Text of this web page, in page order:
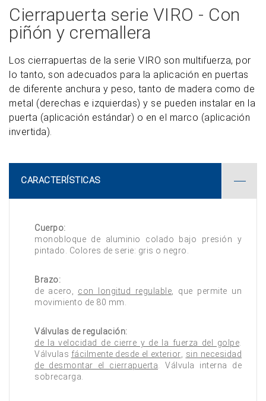
Cierrapuerta serie VIRO - Con
piñón y cremallera
Los cierrapuertas de la serie VIRO son multifuerza, por
lo tanto, son adecuados para la aplicación en puertas
de diferente anchura y peso, tanto de madera como de
metal (derechas e izquierdas) y se pueden instalar en la
puerta (aplicación estándar) o en el marco (aplicación
invertida).
CARACTERÍSTICAS
Cuerpo:
monobloque de aluminio colado bajo presión y
pintado. Colores de serie: gris o negro.
Brazo:
de acero, con longitud regulable , que permite un
movimiento de 80 mm.
Válvulas de regulación:
de la velocidad de cierre y de la fuerza del golpe
Válvulas fácilmente desde el exterior
sin necesidad
de desmontar el cierrapuerta . Válvula interna de
sobrecarga.